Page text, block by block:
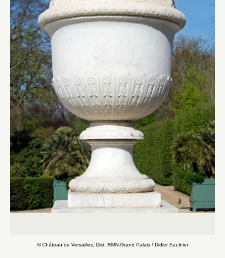
© Château de Versailles, Dist. RMN-Grand Palais / Didier Saulnier